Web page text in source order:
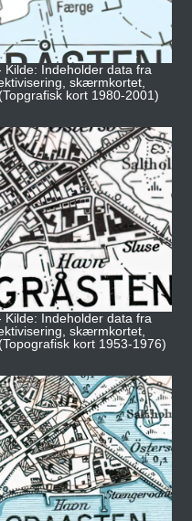
Kilde: Indeholder data fra
skærmkortet,
kort 1980-2001)
Kilde: Indeholder data fra
skærmkortet,
kort 1953-1976)